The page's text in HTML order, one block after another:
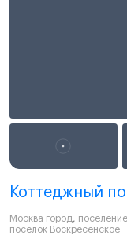
Коттеджный
Москва город,
поселок Воскресенское